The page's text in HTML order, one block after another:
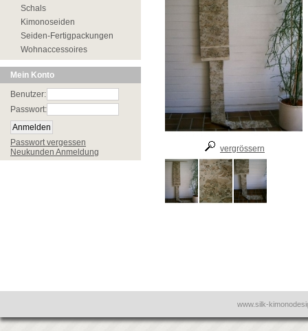
Schals
Kimonoseiden
Seiden-Fertigpackungen
Wohnaccessoires
Mein Konto
Benutzer:
Passwort:
Passwort vergessen
Neukunden Anmeldung
vergrössern
www.silk-